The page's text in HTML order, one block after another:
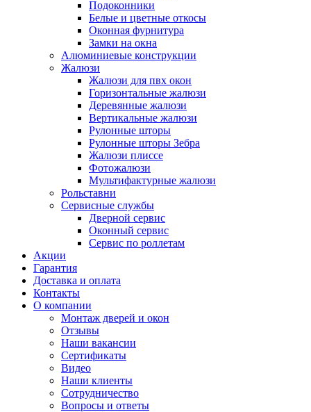
Подоконники
Белые и цветные откосы
Оконная фурнитура
Замки на окна
Алюминиевые конструкции
Жалюзи
Жалюзи для пвх окон
Горизонтальные жалюзи
Деревянные жалюзи
Вертикальные жалюзи
Рулонные шторы
Рулонные шторы Зебра
Жалюзи плиссе
Фотожалюзи
Мультифактурные жалюзи
Рольставни
Сервисные службы
Дверной сервис
Оконный сервис
Сервис по роллетам
Акции
Гарантия
Доставка и оплата
Контакты
О компании
Монтаж дверей и окон
Отзывы
Наши вакансии
Сертификаты
Видео
Наши клиенты
Сотрудничество
Вопросы и ответы